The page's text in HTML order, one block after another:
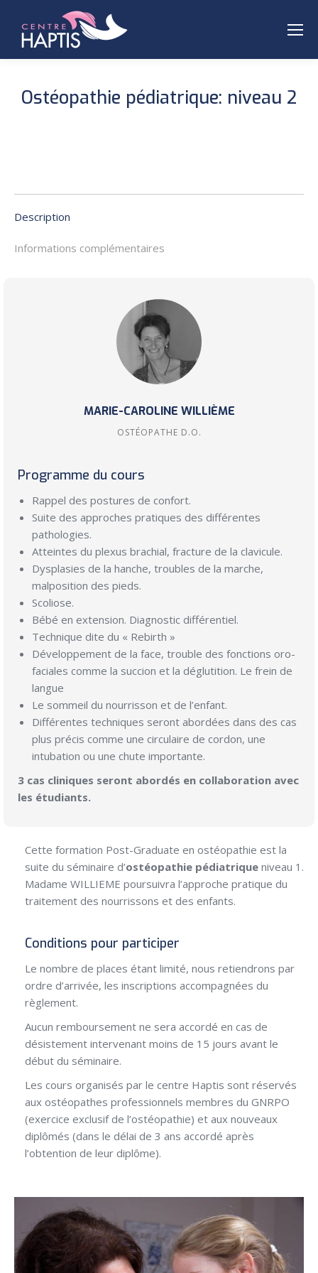
Ostéopathie pédiatrique: niveau 2
Description
Informations complémentaires
MARIE-CAROLINE WILLIÈME
OSTÉOPATHE D.O.
Programme du cours
Rappel des postures de confort.
Suite des approches pratiques des différentes
pathologies.
Atteintes du plexus brachial, fracture de la clavicule.
Dysplasies de la hanche, troubles de la marche,
malposition des pieds.
Scoliose.
Bébé en extension. Diagnostic différentiel.
Technique dite du « Rebirth »
Développement de la face, trouble des fonctions oro-
faciales comme la succion et la déglutition. Le frein de
langue
Le sommeil du nourrisson et de l’enfant.
Différentes techniques seront abordées dans des cas
plus précis comme une circulaire de cordon, une
intubation ou une chute importante.
3 cas cliniques seront abordés en collaboration avec
les étudiants.
Cette formation Post-Graduate en ostéopathie est la
suite du séminaire d’ostéopathie pédiatrique niveau 1.
Madame WILLIEME poursuivra l’approche pratique du
traitement des nourrissons et des enfants.
Conditions pour participer
Le nombre de places étant limité, nous retiendrons par
ordre d’arrivée, les inscriptions accompagnées du
règlement.
Aucun remboursement ne sera accordé en cas de
désistement intervenant moins de 15 jours avant le
début du séminaire.
Les cours organisés par le centre Haptis sont réservés
aux ostéopathes professionnels membres du GNRPO
(exercice exclusif de l’ostéopathie) et aux nouveaux
diplômés (dans le délai de 3 ans accordé après
l’obtention de leur diplôme).